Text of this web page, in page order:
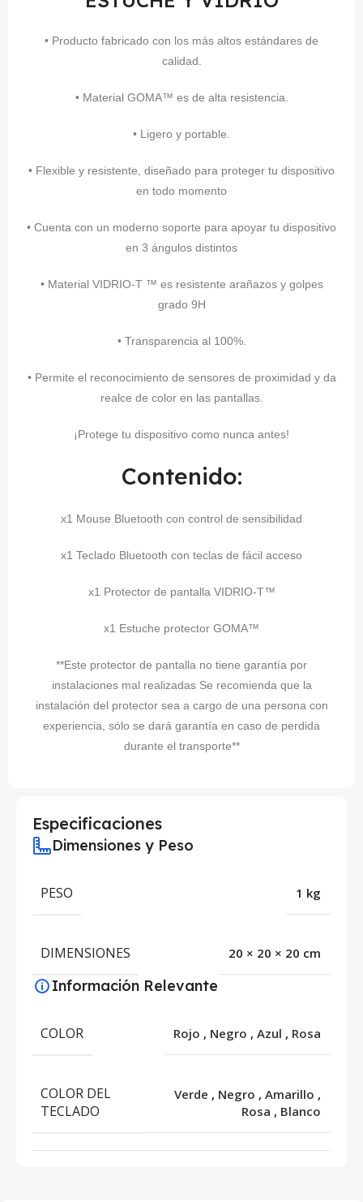
• Producto fabricado con los más altos estándares de
calidad.
• Material GOMA™ es de alta resistencia.
• Ligero y portable.
• Flexible y resistente, diseñado para proteger tu dispositivo
en todo momento
• Cuenta con un moderno soporte para apoyar tu dispositivo
en 3 ángulos distintos
• Material VIDRIO-T ™ es resistente arañazos y golpes
grado 9H
• Transparencia al 100%.
• Permite el reconocimiento de sensores de proximidad y da
realce de color en las pantallas.
¡Protege tu dispositivo como nunca antes!
Contenido:
x1 Mouse Bluetooth con control de sensibilidad
x1 Teclado Bluetooth con teclas de fácil acceso
x1 Protector de pantalla VIDRIO-T™
x1 Estuche protector GOMA™
**Este protector de pantalla no tiene garantía por
instalaciones mal realizadas Se recomienda que la
instalación del protector sea a cargo de una persona con
experiencia, sólo se dará garantía en caso de perdida
durante el transporte**
Especificaciones
Dimensiones y Peso
PESO 1 kg
DIMENSIONES 20 × 20 × 20 cm
Información Relevante
COLOR Rojo , Negro , Azul , Rosa
COLOR DEL
TECLADO
Verde , Negro , Amarillo ,
Rosa , Blanco